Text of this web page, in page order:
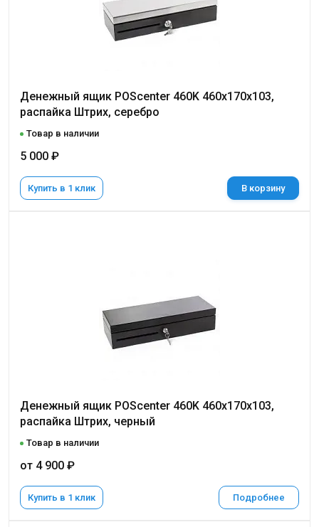
Денежный ящик POScenter 460K 460x170x103,
распайка Штрих, серебро
Товар в наличии
5 000 ₽
Купить в 1 клик В корзину
Денежный ящик POScenter 460K 460x170x103,
распайка Штрих, черный
Товар в наличии
от 4 900 ₽
Купить в 1 клик Подробнее